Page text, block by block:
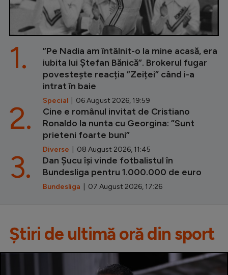
”Pe Nadia am întâlnit-o la mine acasă, era
iubita lui Ștefan Bănică”. Brokerul fugar
povestește reacția ”Zeiței” când i-a
intrat în baie
Special | 06 August 2026, 19:59
1.
Cine e românul invitat de Cristiano
Ronaldo la nunta cu Georgina: ”Sunt
prieteni foarte buni”
Diverse | 08 August 2026, 11:45
2.
Dan Șucu își vinde fotbalistul în
Bundesliga pentru 1.000.000 de euro
Bundesliga | 07 August 2026, 17:26
3.
Știri de ultimă oră din sport